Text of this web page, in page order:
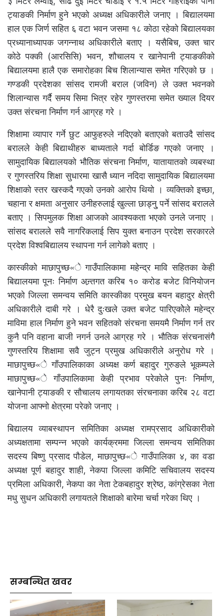
ट्याङकी निर्माण हुने भएको अध्यक्ष अधिकारीले जनाए । बिद्यालयमा
हाल एक जिर्ण सहित ६ वटा भवन जसमा १८ कोठा रहेको बिद्यालयका
प्रध्यानाध्यापक जगन्नाथ अधिकारीले बताए । यसैबिच, उक्त चार
कोठे पक्की (आरसिसि) भवन, शौचालय र खानेपानी ट्याङकीको
बिद्यालयमा हालै एक समारोहका बिच शिलान्यास समेत गरिएको छ ।
गण्डकी प्रदेशका सांसद रामजी बराल (जविन) ले उक्त भवनको
शिलान्यास गर्दै समय सिमा भित्र रहेर गुणस्तरमा समेत ख्याल दियर
उक्त संरचना निर्माण गर्न आग्रह गरे ।
शिक्षामा व्यापार गर्ने छुट आफुहरुले नदिएको बताएको बताउदै सांसद
बरालले केही बिद्याथीहरु बाध्यताले गर्दा बोर्डिङ गएको जनाए ।
सामुदायिक बिद्यालयको भौतिक संरचना निर्माण, यातायातको व्यबस्था
र गुणस्तरिय शिक्षा सुधारमा खासै ध्यान नदिदा सामुदायिक बिद्यालयमा
शिक्षाको स्तर खस्कदै गएको उनको आरोप थियो । व्यक्तिको इच्छा,
चहाना र क्षमता अनुसार उनीहरुलाई खुल्ला छाड्नु् पर्ने सांसद बरालले
बताए । सिपमुलक शिक्षा आजको आवश्यकता भएको उनले जनाए ।
सांसद बरालले सवै नागरिकलाई सिप युक्त बनाउन प्रदेश सरकारले
प्रदेश विश्वबिद्यालय स्थापना गर्न लागेको बताए ।
कास्कीको माछापुच्छ«े गाउँपालिकामा महेन्द्र मावि सहितका केही
बिद्यालयमा पूनः निर्माण अन्र्तगत करिब १० करोड बजेट विनियोजन
भएको जिल्ला समन्वय समिति कास्कीका प्रमुख बयन बहादुर क्षेत्री
अधिकारीले दाबी गरे । धेरै दुःखले उक्त बजेट पारिएकोेले महेन्द्र
माविमा हाल निर्माण हुने भवन सहितको संरचना समयमै निर्माण गर्न तर
कुनै पनि वहाना बाजी नगर्न उनले आग्रह गरे । भौतिक संरचनासंगै
गुणस्तरिय शिक्षामा सवै जुट्न प्रमुख अधिकारीले अनुरोध गरे ।
माछापुच्छ«े गाँउपालिकाका अध्यक्ष कर्ण बहादुर गुरुङले भूकम्पले
माछापुच्छ«े गाँउपालिकामा केही प्रभाव परेकोले पुनः निर्माण,
खानेपानी ट्याङकी र सौचालय लगायतका संरचनाका करिब २८ वटा
योजना आफ्नो क्षेत्रमा परेको जनाए ।
बिद्यालय व्याबस्थापन समितिका अध्यक्ष रामप्रसाद अधिकारीको
अध्यक्षतामा सम्पन्न भएको कार्यक्रममा जिल्ला समन्वय समितिका
सदस्य बिष्णु प्रसाद पौडेल, माछापुच्छ«े गाउँपालिका ४, का वडा
अध्यक्ष पूर्ण बहादुर शाही, नेकपा जिल्ला कमिटि सचिवालय सदस्य
प्रमिला अधिकारी, नेकपा का नेता टेकबहादुर श्रेष्ठ, कांग्रेसका नेता
मधु सुधन अधिकारी लगायतले शिक्षाको बारेमा चर्चा गरेका थिए ।
सम्बन्धित खवर